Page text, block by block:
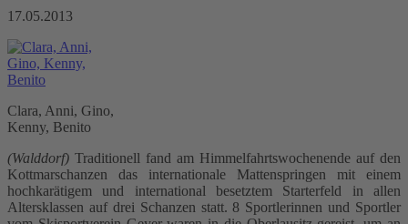
17.05.2013
Clara, Anni, Gino,
Kenny, Benito
(Walddorf) Traditionell fand am Himmelfahrtswochenende auf den
Kottmarschanzen das internationale Mattenspringen mit einem
hochkarätigem und international besetztem Starterfeld in allen
Altersklassen auf drei Schanzen statt. 8 Sportlerinnen und Sportler